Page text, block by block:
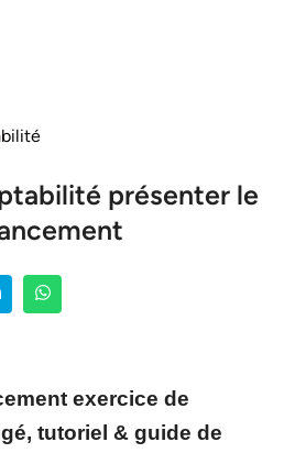
présenter le
exercice de
tutoriel & guide de